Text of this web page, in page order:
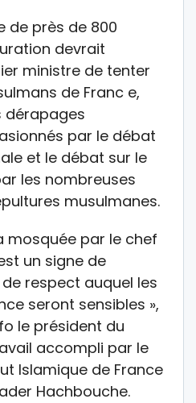
de près de 800
devrait
ministre de tenter
de Franc e,
dérapages
par le débat
et le débat sur le
les nombreuses
musulmanes.
mosquée par le chef
un signe de
respect auquel les
seront sensibles »,
le président du
accompli par le
Islamique de France
Hachbouche.